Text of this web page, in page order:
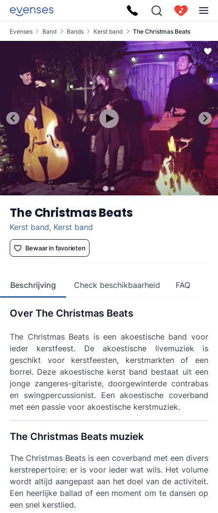
Evenses Band Bands Kerst band The Christmas Beats
The Christmas Beats
Kerst band, Kerst band
Bewaar in favorieten
Beschrijving Check beschikbaarheid FAQ
Over The Christmas Beats
The Christmas Beats is een akoestische band voor
ieder kerstfeest. De akoestische livemuziek is
geschikt voor kerstfeesten, kerstmarkten of een
borrel. Deze akoestische kerst band bestaat uit een
jonge zangeres-gitariste, doorgewinterde contrabas
en swingpercussionist. Een akoestische coverband
met een passie voor akoestische kerstmuziek.
The Christmas Beats muziek
The Christmas Beats is een coverband met een divers
kerstrepertoire: er is voor ieder wat wils. Het volume
wordt altijd aangepast aan het doel van de activiteit.
Een heerlijke ballad of een moment om te dansen op
een snel kerstlied.